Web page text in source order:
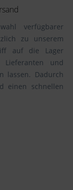
verfügbarer
zu unserem
auf die Lager
Lieferanten und
lassen. Dadurch
einen schnellen